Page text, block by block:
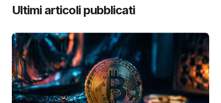
Ultimi articoli pubblicati